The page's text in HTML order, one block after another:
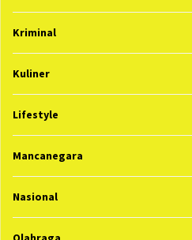
Kriminal
Kuliner
Lifestyle
Mancanegara
Nasional